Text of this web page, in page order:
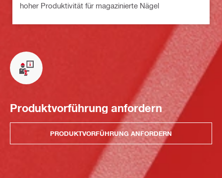
hoher Produktivität für magazinierte Nägel
Produktvorführung anfordern
PRODUKTVORFÜHRUNG ANFORDERN